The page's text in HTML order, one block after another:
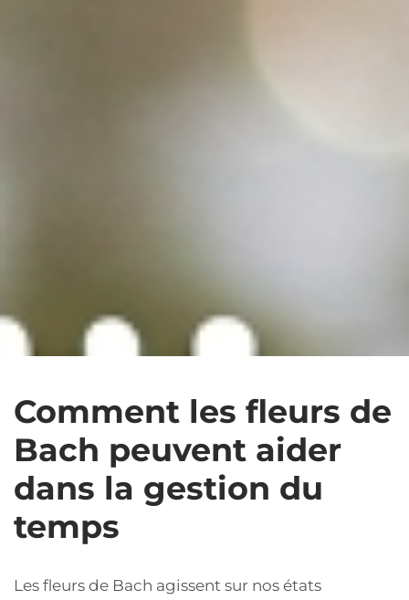
Comment les fleurs de
Bach peuvent aider
dans la gestion du
temps
Les fleurs de Bach agissent sur nos états